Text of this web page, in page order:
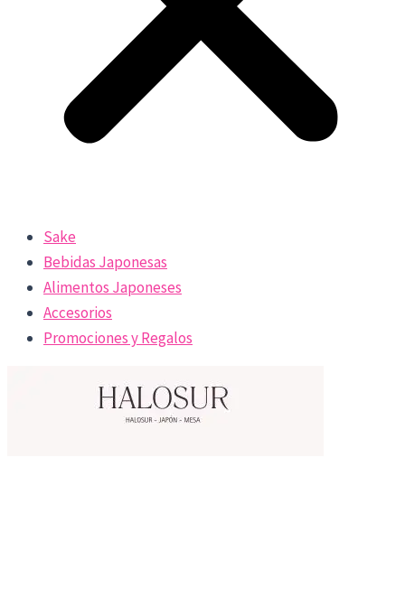
Sake
Bebidas Japonesas
Alimentos Japoneses
Accesorios
Promociones y Regalos